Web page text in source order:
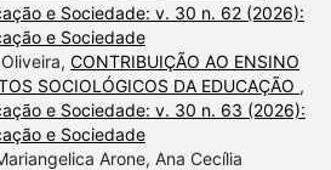
e Sociedade: v. 30 n. 62 (2026):
e Sociedade
CONTRIBUIÇÃO AO ENSINO
SOCIOLÓGICOS DA EDUCAÇÃO ,
e Sociedade: v. 30 n. 63 (2026):
e Sociedade
Arone, Ana Cecília